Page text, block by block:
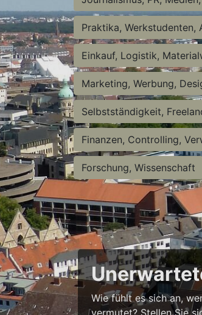
Praktika, Werkstudenten,
Einkauf, Logistik,
Marketing, Werbung,
Selbstständigkeit,
Finanzen, Controlling,
Forschung, Wissenschaft
Wie fühlt es sich an,